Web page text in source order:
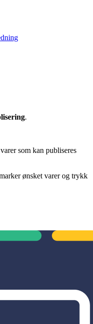
.
som kan publiseres
ønsket varer og trykk